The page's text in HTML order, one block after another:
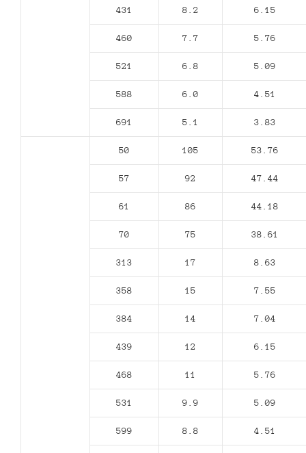
431 8.2 6.15
460 7.7 5.76
521 6.8 5.09
588 6.0 4.51
691 5.1 3.83
50 105 53.76
57 92 47.44
61 86 44.18
70 75 38.61
313 17 8.63
358 15 7.55
384 14 7.04
439 12 6.15
468 11 5.76
531 9.9 5.09
599 8.8 4.51